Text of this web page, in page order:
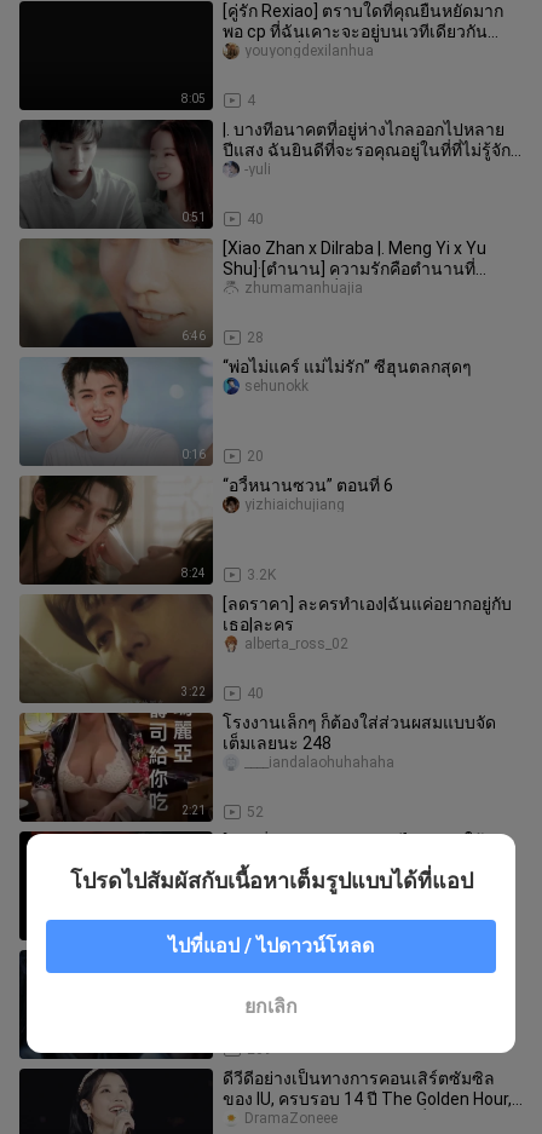
8:05
[คู่รัก Rexiao] ตราบใดที่คุณยืนหยัดมาก
พอ cp ที่ฉันเคาะจะอยู่บนเวทีเดียวกัน
เสมอ มันเป็นแค่สองคนเท่านั
4
youyongdexilanhua
0:51
|. บางทีอนาคตที่อยู่ห่างไกลออกไปหลาย
ปีแสง ฉันยินดีที่จะรอคุณอยู่ในที่ที่ไม่รู้จัก |.
» เซียวจ้านและด
40
-yuli
6:46
[Xiao Zhan x Dilraba |. Meng Yi x Yu
Shu]·[ตำนาน] ความรักคือตำนานที่
สวยงามเพียงหนึ่งเดียวในใจ (ดาราร
28
zhumamanhuajia
0:16
“พ่อไม่แคร์ แม่ไม่รัก” ซีฮุนตลกสุดๆ
20
sehunokk
8:24
“อวี้หนานซวน” ตอนที่ 6
3.2K
yizhiaichujiang
3:22
[ลดราคา] ละครทำเอง|ฉันแค่อยากอยู่กับ
เธอ|ละคร
40
alberta_ross_02
2:21
โรงงานเล็กๆ ก็ต้องใส่ส่วนผสมแบบจัด
เต็มเลยนะ 248
52
____iandalaohuhahaha
[คู่รักที่แข่งขันกัน |. ขายดี] "คุณทำให้ฉัน
หยุดการแสวงหานี้ได้ไหม"
73
realbtv
ตอนที่ 3 ของ “อวี้หนานซวน”
209
ดีวีดีอย่างเป็นทางการคอนเสิร์ตซัมซิล
ของ IU, ครบรอบ 14 ปี The Golden Hour,
มีคำบรรยายภาษาจีน, ส่วนที่
DramaZoneee
โปรดไปสัมผัสกับเนื้อหาเต็มรูปแบบได้ที่แอป
ไปที่แอป / ไปดาวน์โหลด
ยกเลิก